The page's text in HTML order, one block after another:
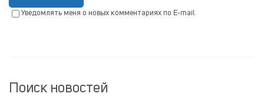
Уведомлять меня о новых комментариях по E-mail
Поиск новостей